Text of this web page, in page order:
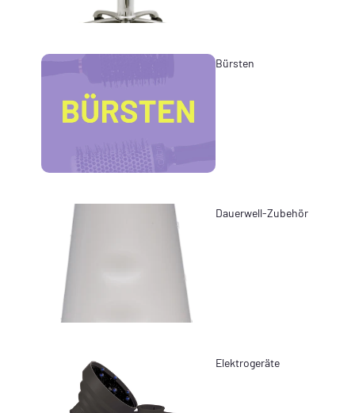
Bürsten
Dauerwell-Zubehör
Elektrogeräte